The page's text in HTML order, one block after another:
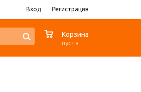
Вход Регистрация
Корзина
пуста